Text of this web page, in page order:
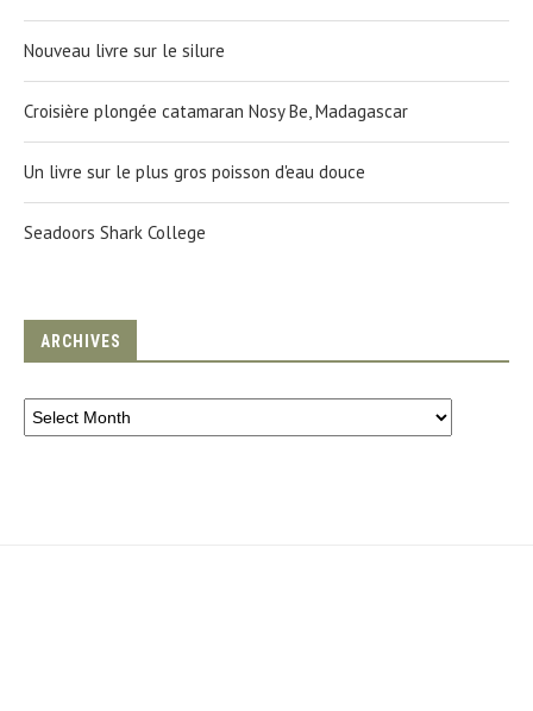
Nouveau livre sur le silure
Croisière plongée catamaran Nosy Be, Madagascar
Un livre sur le plus gros poisson d'eau douce
Seadoors Shark College
ARCHIVES